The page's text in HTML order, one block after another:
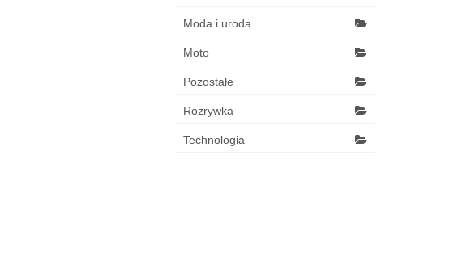
Moda i uroda
Moto
Pozostałe
Rozrywka
Technologia